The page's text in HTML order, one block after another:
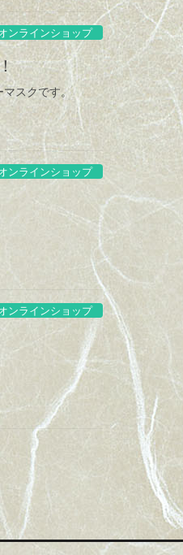
ンラインショップ
マスクです。
ンラインショップ
ンラインショップ